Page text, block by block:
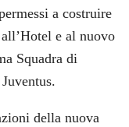
a costruire
e al nuovo
Squadra di
della nuova